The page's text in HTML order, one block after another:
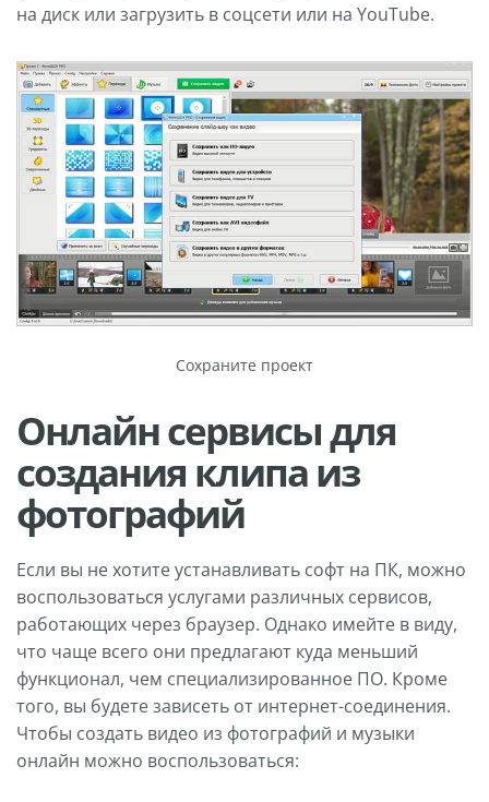
на диск или загрузить в соцсети или на YouTube.
Сохраните проект
Онлайн сервисы для
создания клипа из
фотографий
Если вы не хотите устанавливать софт на ПК, можно
воспользоваться услугами различных сервисов,
работающих через браузер. Однако имейте в виду,
что чаще всего они предлагают куда меньший
функционал, чем специализированное ПО. Кроме
того, вы будете зависеть от интернет-соединения.
Чтобы создать видео из фотографий и музыки
онлайн можно воспользоваться: